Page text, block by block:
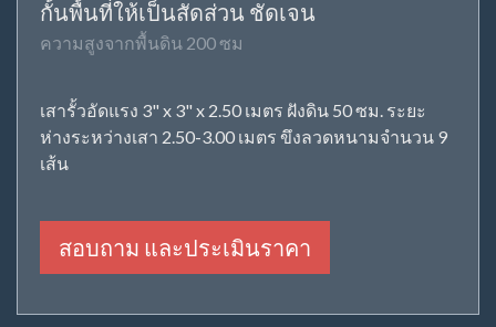
กั้นพื้นที่ให้เป็นสัดส่วน ชัดเจน
ความสูงจากพื้นดิน 200 ซม
เสารั้วอัดแรง 3" x 3" x 2.50 เมตร ฝังดิน 50 ซม. ระยะ
ห่างระหว่างเสา 2.50-3.00 เมตร ขึงลวดหนามจำนวน 9
เส้น
สอบถาม และประเมินราคา